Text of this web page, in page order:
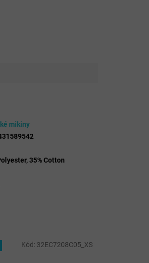
Kód: 32EC7208C05_XS
mikiny
35% Cotton